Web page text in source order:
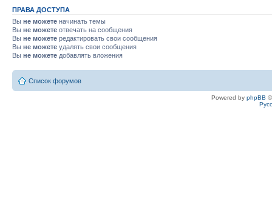
ПРАВА ДОСТУПА
Вы не можете начинать темы
Вы не можете отвечать на сообщения
Вы не можете редактировать свои сообщения
Вы не можете удалять свои сообщения
Вы не можете добавлять вложения
Список форумов
Powered by phpBB